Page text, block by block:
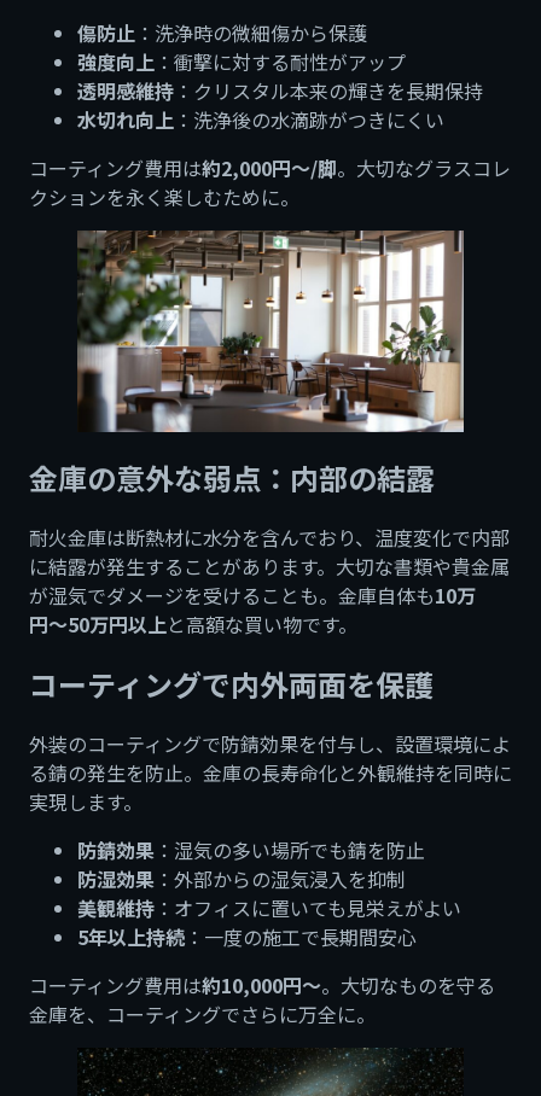
傷防止 ：洗浄時の微細傷から保護
強度向上 ：衝撃に対する耐性がアップ
透明感維持 ：クリスタル本来の輝きを長期保持
水切れ向上 ：洗浄後の水滴跡がつきにくい
コーティング費用は約2,000円〜/脚。大切なグラスコレ
クションを永く楽しむために。
金庫の意外な弱点：内部の結露
耐火金庫は断熱材に水分を含んでおり、温度変化で内部
に結露が発生することがあります。大切な書類や貴金属
が湿気でダメージを受けることも。金庫自体も10万
円〜50万円以上と高額な買い物です。
コーティングで内外両面を保護
外装のコーティングで防錆効果を付与し、設置環境によ
る錆の発生を防止。金庫の長寿命化と外観維持を同時に
実現します。
防錆効果 ：湿気の多い場所でも錆を防止
防湿効果 ：外部からの湿気浸入を抑制
美観維持 ：オフィスに置いても見栄えがよい
5年以上持続 ：一度の施工で長期間安心
コーティング費用は約10,000円〜。大切なものを守る
金庫を、コーティングでさらに万全に。